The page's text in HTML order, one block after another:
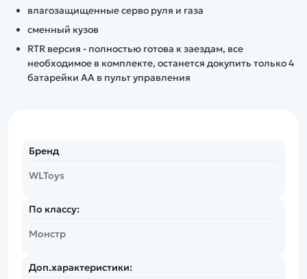
влагозащищенные серво руля и газа
сменный кузов
RTR версия - полностью готова к заездам, все
необходимое в комплекте, останется докупить только 4
батарейки АА в пульт управления
Бренд
WLToys
По классу:
Монстр
Доп.характеристики: